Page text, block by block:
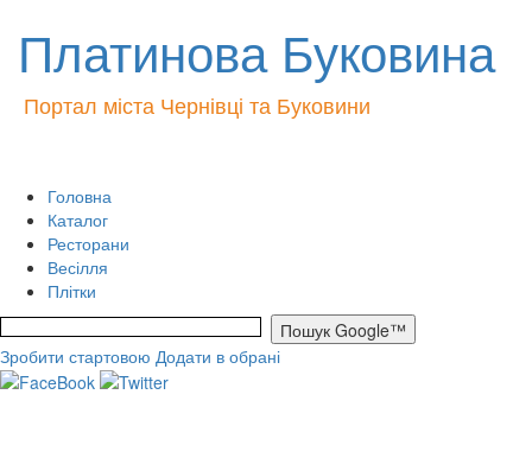
Платинова Буковина
Портал міста Чернівці та Буковини
Головна
Каталог
Ресторани
Весілля
Плітки
Зробити стартовою Додати в обрані